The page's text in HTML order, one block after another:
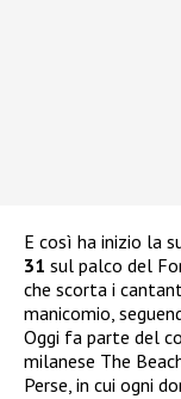
E così ha inizio la
31 sul palco del
che scorta i
manicomio,
Oggi fa parte del
milanese The
Perse, in cui ogni